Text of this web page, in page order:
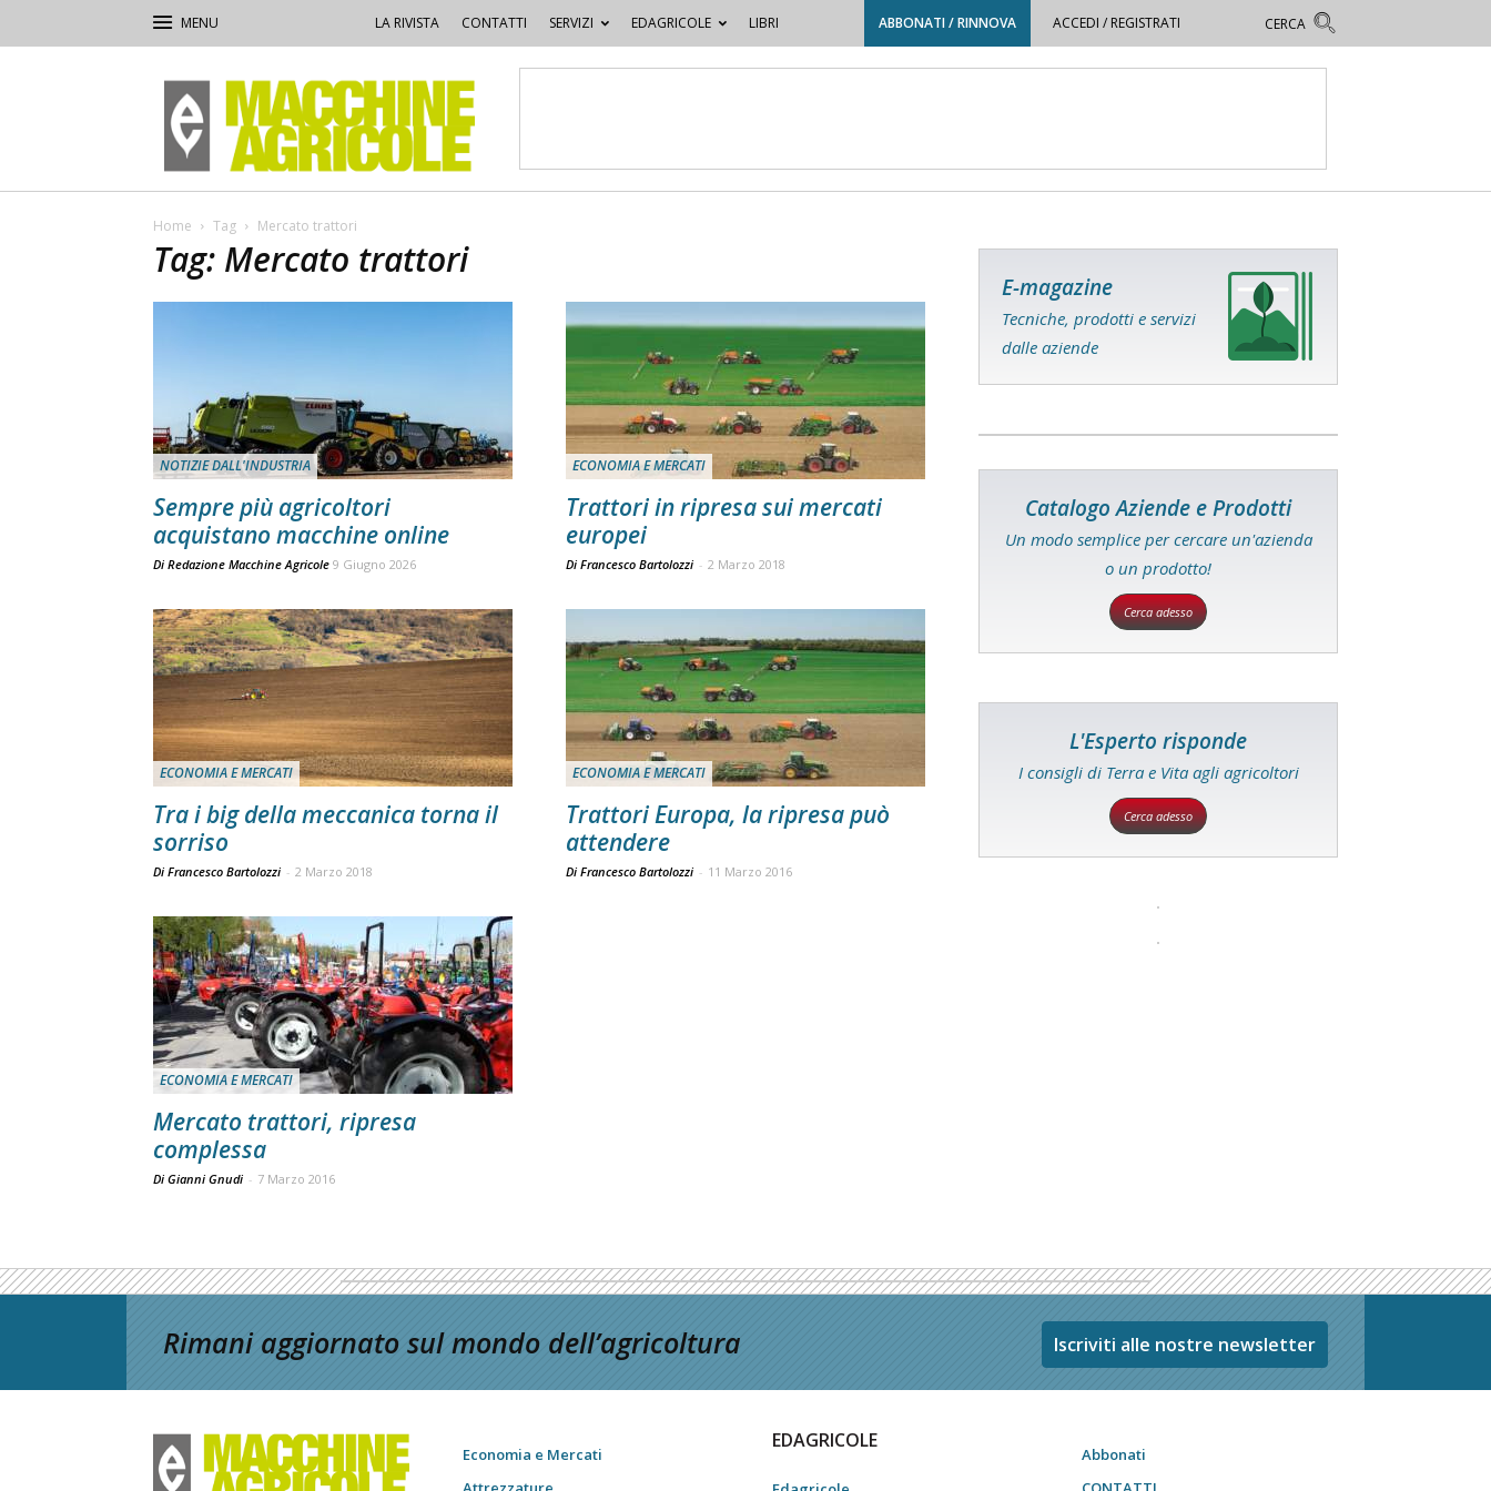
LA RIVISTA CONTATTI SERVIZI EDAGRICOLE LIBRI ABBONATI / RINNOVA ACCEDI / REGISTRATI
Macchine
Agricole
Home Tag Mercato trattori
Tag: Mercato trattori
NOTIZIE DALL'INDUSTRIA
Sempre più agricoltori
acquistano macchine online
Di Redazione Macchine Agricole 9 Giugno 2026
ECONOMIA E MERCATI
Trattori in ripresa sui mercati
europei
Di Francesco Bartolozzi - 2 Marzo 2018
ECONOMIA E MERCATI
Tra i big della meccanica torna il
sorriso
Di Francesco Bartolozzi - 2 Marzo 2018
ECONOMIA E MERCATI
Trattori Europa, la ripresa può
attendere
Di Francesco Bartolozzi - 11 Marzo 2016
ECONOMIA E MERCATI
Mercato trattori, ripresa
complessa
Di Gianni Gnudi - 7 Marzo 2016
E-magazine
Tecniche, prodotti e servizi
dalle aziende
Catalogo Aziende e Prodotti
Un modo semplice per cercare un'azienda
o un prodotto!
Cerca adesso
L'Esperto risponde
I consigli di Terra e Vita agli agricoltori
Cerca adesso
Rimani aggiornato sul mondo dell’agricoltura Iscriviti alle nostre newsletter
Economia e Mercati
EDAGRICOLE
Abbonati